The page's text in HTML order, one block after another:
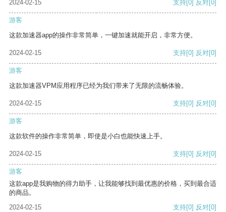
2024-02-15 支持 [0] 反对 [0]
游客
这款加速器app的操作非常简单，一键加速就能开启，非常方便。
2024-02-15 支持[0] 反对[0]
游客
这款加速器VPM应用程序已经为我们带来了无限的流畅体验。
2024-02-15 支持[0] 反对[0]
游客
这款软件的操作非常简单，即使是小白也能快速上手。
2024-02-15 支持[0] 反对[0]
游客
这款app是我购物的得力助手，让我能够找到最优惠的价格，买到最合适
的商品。
2024-02-15
支持[0] 反对[0]